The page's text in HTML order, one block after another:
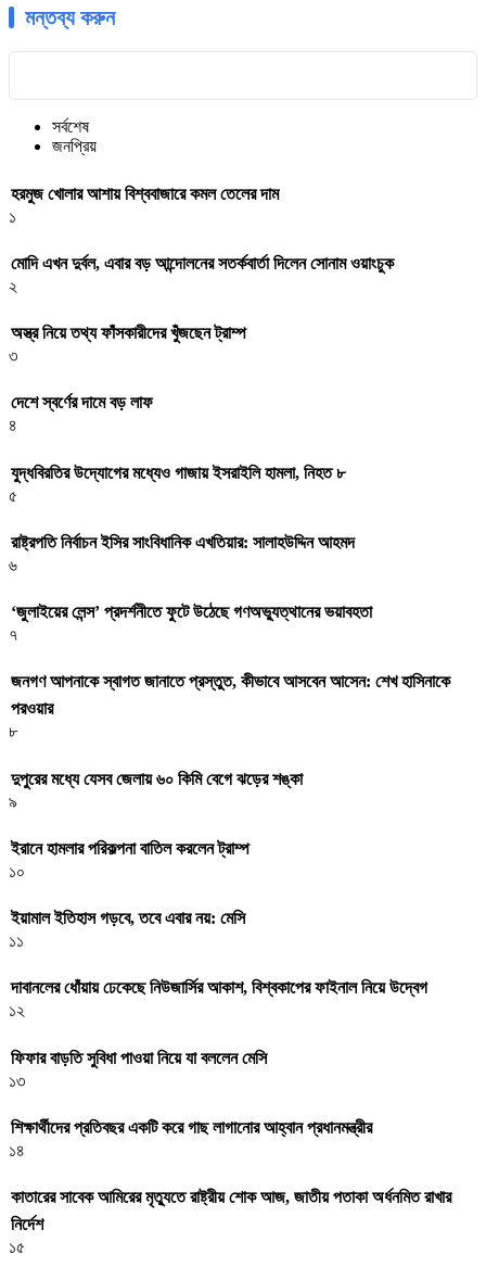
মন্তব্য করুন
সর্বশেষ
জনপ্রিয়
হরমুজ খোলার আশায় বিশ্ববাজারে কমল তেলের দাম
১
মোদি এখন দুর্বল, এবার বড় আন্দোলনের সতর্কবার্তা দিলেন সোনাম ওয়াংচুক
২
অস্ত্র নিয়ে তথ্য ফাঁসকারীদের খুঁজছেন ট্রাম্প
৩
দেশে স্বর্ণের দামে বড় লাফ
৪
যুদ্ধবিরতির উদ্যোগের মধ্যেও গাজায় ইসরাইলি হামলা, নিহত ৮
৫
রাষ্ট্রপতি নির্বাচন ইসির সাংবিধানিক এখতিয়ার: সালাহউদ্দিন আহমদ
৬
‘জুলাইয়ের লেন্স’ প্রদর্শনীতে ফুটে উঠেছে গণঅভ্যুত্থানের ভয়াবহতা
৭
জনগণ আপনাকে স্বাগত জানাতে প্রস্তুত, কীভাবে আসবেন আসেন: শেখ হাসিনাকে
পরওয়ার
৮
দুপুরের মধ্যে যেসব জেলায় ৬০ কিমি বেগে ঝড়ের শঙ্কা
৯
ইরানে হামলার পরিকল্পনা বাতিল করলেন ট্রাম্প
১০
ইয়ামাল ইতিহাস গড়বে, তবে এবার নয়: মেসি
১১
দাবানলের ধোঁয়ায় ঢেকেছে নিউজার্সির আকাশ, বিশ্বকাপের ফাইনাল নিয়ে উদ্বেগ
১২
ফিফার বাড়তি সুবিধা পাওয়া নিয়ে যা বললেন মেসি
১৩
শিক্ষার্থীদের প্রতিবছর একটি করে গাছ লাগানোর আহ্বান প্রধানমন্ত্রীর
১৪
কাতারের সাবেক আমিরের মৃত্যুতে রাষ্ট্রীয় শোক আজ, জাতীয় পতাকা অর্ধনমিত রাখার
নির্দেশ
১৫